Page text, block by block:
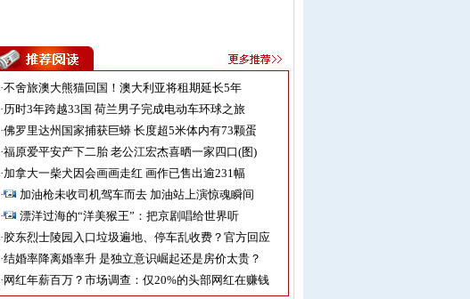
·不舍旅澳大熊猫回国！澳大利亚将租期延长5年
·历时3年跨越33国 荷兰男子完成电动车环球之旅
·佛罗里达州国家捕获巨蟒 长度超5米体内有73颗蛋
·福原爱平安产下二胎 老公江宏杰喜晒一家四口(图)
·加拿大一柴犬因会画画走红 画作已售出逾231幅
·
加油枪未收司机驾车而去 加油站上演惊魂瞬间
·
漂洋过海的“洋美猴王”：把京剧唱给世界听
·胶东烈士陵园入口垃圾遍地、停车乱收费？官方回应
·结婚率降离婚率升 是独立意识崛起还是房价太贵？
· 网红年薪百万？市场调查：仅20%的头部网红在赚钱